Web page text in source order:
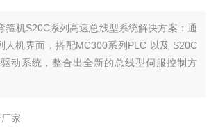
箍机S20C系列高速总线型系统解决方案：通
人机界面，搭配MC300系列PLC 以及 S20C
动系统，整合出全新的总线型伺服控制方
家